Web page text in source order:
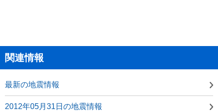
関連情報
最新の地震情報
2012年05月31日の地震情報